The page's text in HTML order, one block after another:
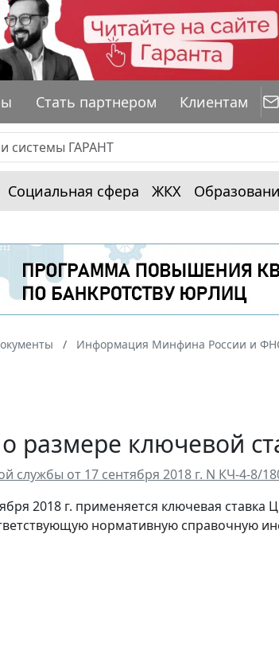
Стать партнером Клиентам
Социальная сфера ЖКХ
Информация Минфина России и
размере ключевой
службы от 17 сентября 2018 г. N КЧ-4-8/
2018 г. применяется ключевая ставка
нормативную справочную